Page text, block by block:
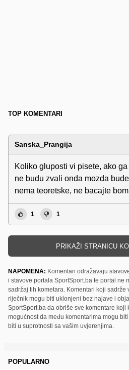
TOP KOMENTARI
Sanska_Prangija
Koliko gluposti vi pisete, ako
ne budu zvali onda mozda
nema teoretske, ne bacajte
1 1
PRIKAŽI STRANICU
NAPOMENA: Komentari odražavaju
i stavove portala SportSport.ba te portal ne
sadržaj tih kometara. Komentari koji
riječnik mogu biti uklonjeni bez najave i
SportSport.ba da obriše sve komentare koji
mogućnost da među komentarima mogu
biti u suprotnosti sa vašim uvjerenjima.
POPULARNO